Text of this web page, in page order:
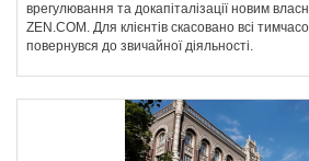
врегулювання та докапіталізації новим
ZEN.COM. Для клієнтів скасовано всі
повернувся до звичайної діяльності.